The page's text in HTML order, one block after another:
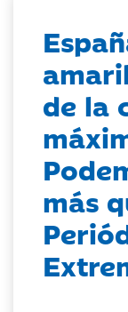
de la
más